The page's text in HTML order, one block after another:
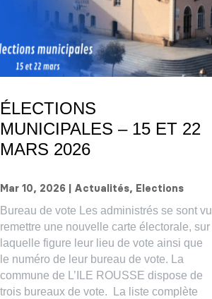
ÉLECTIONS
MUNICIPALES – 15 ET 22
MARS 2026
Mar 10, 2026| Actualités, Elections
Bureau de vote Les administrés se sont vu
remettre une nouvelle carte électorale, sur
laquelle figure leur lieu de vote ainsi que
le numéro de leur bureau de vote. La
commune de L’ILE ROUSSE dispose de
trois bureaux de vote. La liste complète